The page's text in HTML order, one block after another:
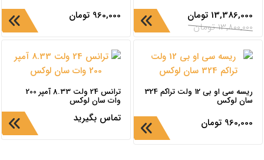
13,386,000 تومان
13,800,000 تومان
960,000 تومان
ریسه سی او بی 12 ولت تراکم 324
سان لوکس
960,000 تومان
ترانس 24 ولت 8.33 آمپر 200
وات سان لوکس
تماس بگیرید